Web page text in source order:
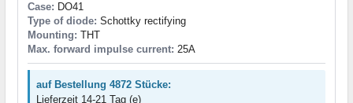
Case: DO41
Type of diode: Schottky rectifying
Mounting: THT
Max. forward impulse current: 25A
auf Bestellung 4872 Stücke:
Lieferzeit 14-21 Tag (e)